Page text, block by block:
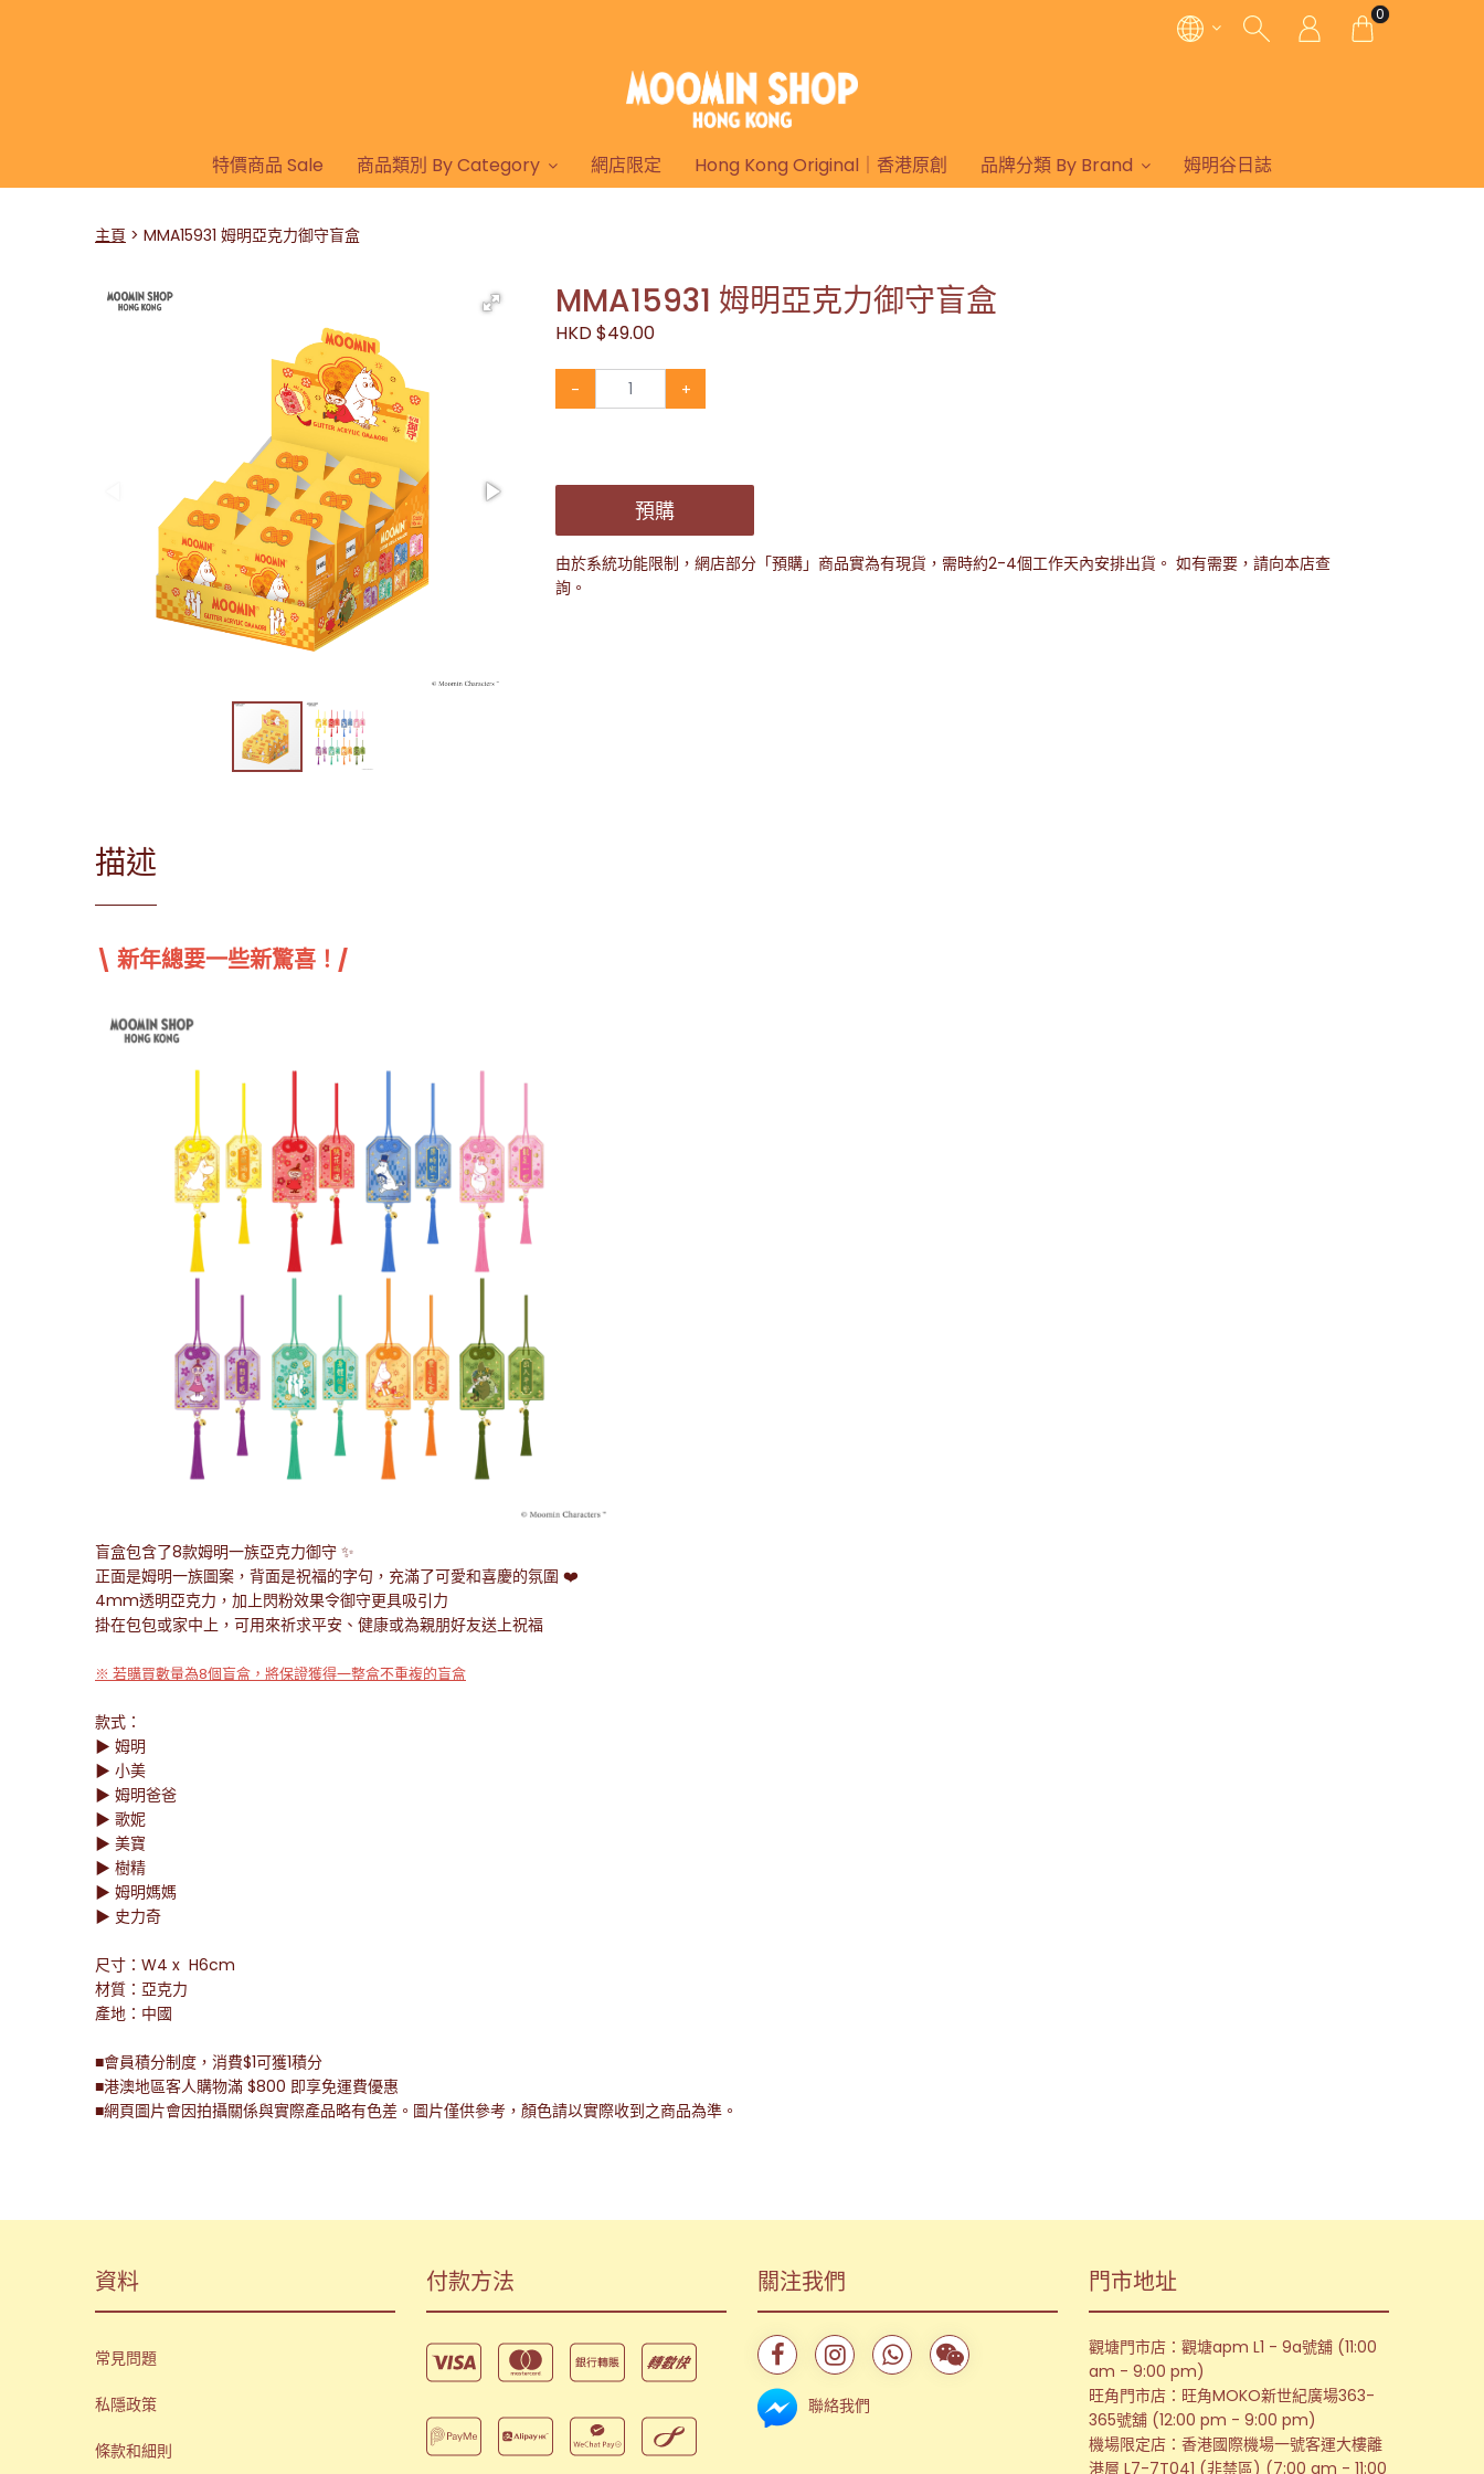
0
特價商品 Sale 商品類別 By Category 網店限定 Hong Kong Original｜香港原創 品牌分類 By Brand 姆明谷日誌
主頁 MMA15931 姆明亞克力御守盲盒
MMA15931 姆明亞克力御守盲盒
HKD $49.00
- +
預購
由於系統功能限制，網店部分「預購」商品實為有現貨，需時約2-4個工作天內安排出貨。 如有需要，請向本店查
詢。
描述
\ 新年總要一些新驚喜！/
盲盒包含了8款姆明一族亞克力御守 ✨
正面是姆明一族圖案，背面是祝福的字句，充滿了可愛和喜慶的氛圍 ❤️
4mm透明亞克力，加上閃粉效果令御守更具吸引力
掛在包包或家中上，可用來祈求平安、健康或為親朋好友送上祝福
※ 若購買數量為8個盲盒，將保證獲得一整盒不重複的盲盒
款式：
▶ 姆明
▶ 小美
▶ 姆明爸爸
▶ 歌妮
▶ 美寶
▶ 樹精
▶ 姆明媽媽
▶ 史力奇
尺寸：W4 x H6cm
材質：亞克力
產地：中國
■會員積分制度，消費$1可獲1積分
■港澳地區客人購物滿 $800 即享免運費優惠
■網頁圖片會因拍攝關係與實際產品略有色差。圖片僅供參考，顏色請以實際收到之商品為準。
資料
常見問題
私隱政策
條款和細則
付款方法 關注我們
聯絡我們
門市地址
觀塘門市店：觀塘apm L1 - 9a號舖 (11:00
am - 9:00 pm)
旺角門市店：旺角MOKO新世紀廣場363-
365號舖 (12:00 pm - 9:00 pm)
機場限定店：香港國際機場一號客運大樓離
港層 L7-7T041 (非禁區) (7:00 am - 11:00